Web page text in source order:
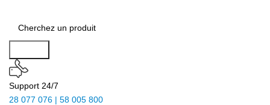
Support 24/7
28 077 076 | 58 005 800